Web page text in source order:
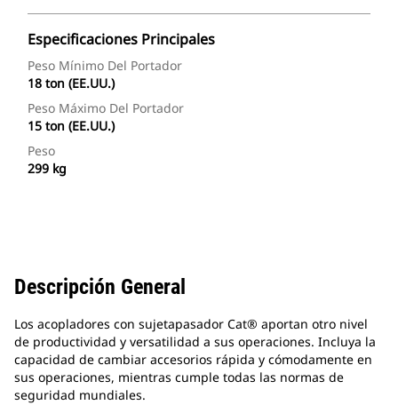
Especificaciones Principales
Peso Mínimo Del Portador
18 ton (EE.UU.)
Peso Máximo Del Portador
15 ton (EE.UU.)
Peso
299 kg
Descripción General
Los acopladores con sujetapasador Cat® aportan otro nivel
de productividad y versatilidad a sus operaciones. Incluya la
capacidad de cambiar accesorios rápida y cómodamente en
sus operaciones, mientras cumple todas las normas de
seguridad mundiales.